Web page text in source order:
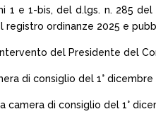
1 e 1-bis, del d.lgs. n. 285
registro ordinanze 2025 e
del Presidente del
di consiglio del 1°
camera di consiglio del 1°